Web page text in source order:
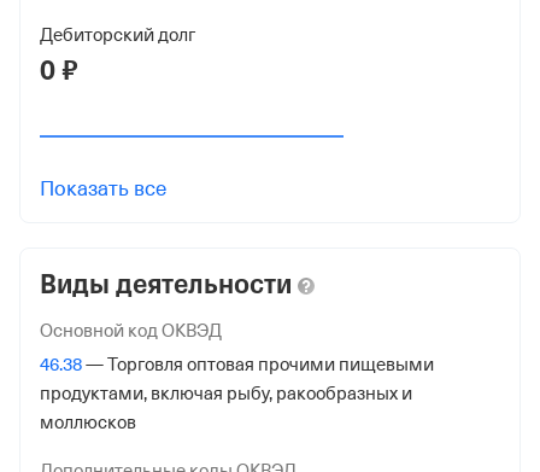
КПП
420501001
Регистрация ФНС
Дата регистрации
Межрайонная Инспекция Федеральной Налоговой
Службы № 15 по Кемеровской обл. - Кузбассу
Адрес налоговой
650991, Кемеровская обл. - Кузбасс, Кемерово гор.,
Октябрьский Пр-Кт, 32,
Дебиторский долг
0 ₽
Показать все
Виды деятельности
Основной код ОКВЭД
46.38— Торговля оптовая прочими пищевыми
продуктами, включая рыбу, ракообразных и
моллюсков